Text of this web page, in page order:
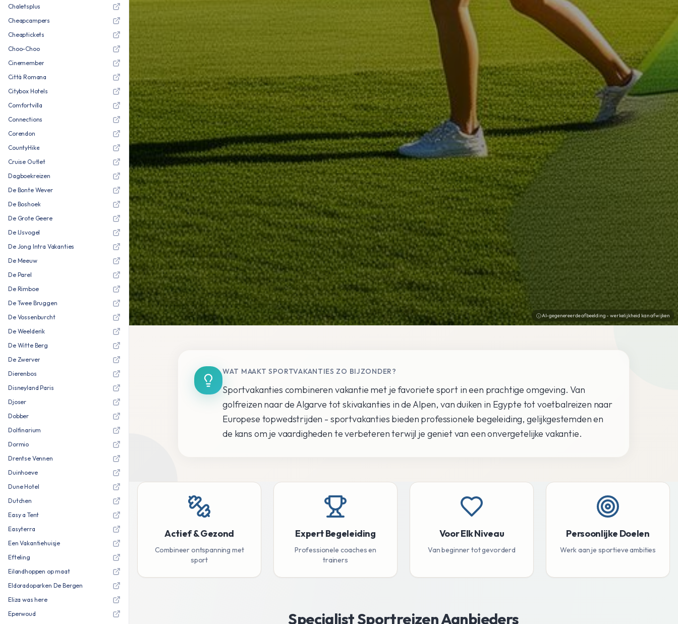
Chaletsplus
Cheapcampers
Cheaptickets
Choo-Choo
Cinemember
Città Romana
Citybox Hotels
Comfortvilla
Connections
Corendon
CountyHike
Cruise Outlet
Dagboekreizen
De Bonte Wever
De Boshoek
De Grote Geere
De IJsvogel
De Jong Intra Vakanties
De Meeuw
De Parel
De Rimboe
De Twee Bruggen
De Vossenburcht
De Weelderik
De Witte Berg
De Zwerver
Dierenbos
Disneyland Paris
Djoser
Dobber
Dolfinarium
Dormio
Drentse Vennen
Duinhoeve
Dune Hotel
Dutchen
Easy a Tent
Easyterra
Een Vakantiehuisje
Efteling
Eilandhoppen op maat
Eldoradoparken De Bergen
Eliza was here
Eperwoud
AI-gegenereerde afbeelding - werkelijkheid kan afwijken
WAT MAAKT SPORTVAKANTIES ZO BIJZONDER?
Sportvakanties combineren vakantie met je favoriete sport in een prachtige omgeving. Van
golfreizen naar de Algarve tot skivakanties in de Alpen, van duiken in Egypte tot voetbalreizen naar
Europese topwedstrijden - sportvakanties bieden professionele begeleiding, gelijkgestemden en
de kans om je vaardigheden te verbeteren terwijl je geniet van een onvergetelijke vakantie.
Actief & Gezond
Combineer ontspanning met
sport
Expert Begeleiding
Professionele coaches en
trainers
Voor Elk Niveau
Van beginner tot gevorderd
Persoonlijke Doelen
Werk aan je sportieve ambities
Specialist Sportreizen Aanbieders